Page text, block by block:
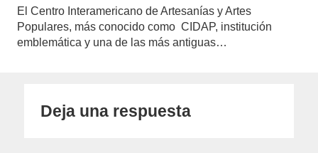
El Centro Interamericano de Artesanías y Artes
Populares, más conocido como CIDAP, institución
emblemática y una de las más antiguas…
Deja una respuesta